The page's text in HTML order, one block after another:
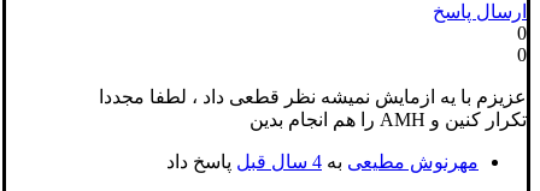
ارسال پاسخ
0
0
عزیزم با یه ازمایش نمیشه نظر قطعی داد ، لطفا مجددا
تکرار کنین و AMH را هم انجام بدین
مهرنوش مطیعی به 4 سال قبل پاسخ داد